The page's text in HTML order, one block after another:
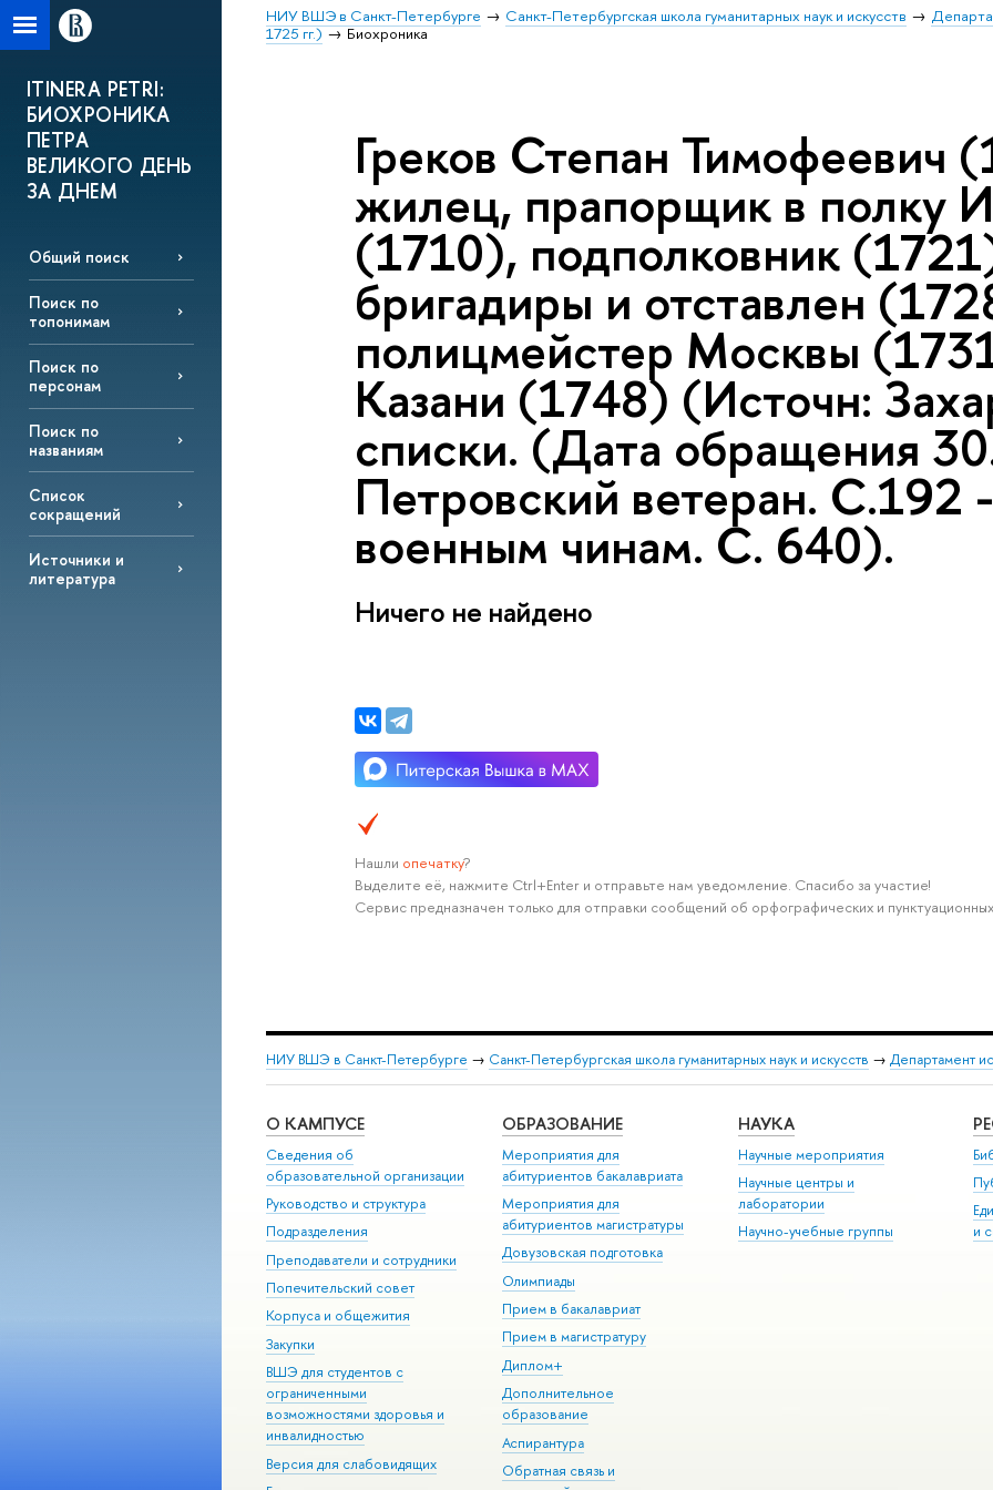
НИУ ВШЭ в Санкт-Петербурге Санкт-Петербургская школа гуманитарных наук и искусств
1725 гг.)
Биохроника
ITINERA PETRI:
БИОХРОНИКА
ПЕТРА
ВЕЛИКОГО ДЕНЬ
ЗА ДНЕМ
Общий поиск
Поиск по
топонимам
Поиск по
персонам
Поиск по
названиям
Список
сокращений
Источники и
литература
Греков Степан Тимофеевич
жилец, прапорщик в полку
(1710), подполковник
бригадиры и отставлен
полицмейстер Москвы
Казани (1748) (Источн:
списки. (Дата обращения
Петровский ветеран. С.192
военным чинам. С. 640).
Ничего не найдено
Нашли опечатку?
Выделите её, нажмите Ctrl+Enter и отправьте нам уведомление. Спасибо за участие!
Сервис предназначен только для отправки сообщений об орфографических и
НИУ ВШЭ в Санкт-Петербурге → Санкт-Петербургская школа гуманитарных наук и искусств → Департамент
О КАМПУСЕ
Сведения об
образовательной организации
Руководство и структура
Подразделения
Преподаватели и сотрудники
Попечительский совет
Корпуса и общежития
Закупки
ВШЭ для студентов с
ограниченными
возможностями здоровья и
инвалидностью
Версия для слабовидящих
ОБРАЗОВАНИЕ
Мероприятия для
абитуриентов бакалавриата
Мероприятия для
абитуриентов магистратуры
Довузовская подготовка
Олимпиады
Прием в бакалавриат
Прием в магистратуру
Диплом+
Дополнительное
образование
Аспирантура
Обратная связь и
НАУКА
Научные мероприятия
Научные центры и
лаборатории
Научно-учебные группы
и